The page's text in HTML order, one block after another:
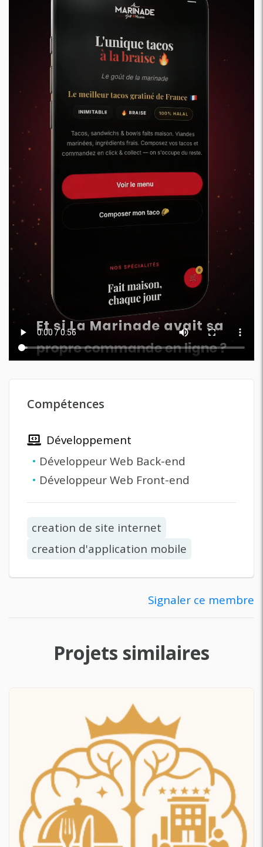
Compétences
Développement
• Développeur Web Back-end
• Développeur Web Front-end
creation de site internet
creation d'application mobile
Signaler ce membre
Projets similaires